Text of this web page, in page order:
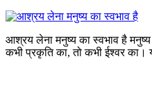
आश्रय लेना मनुष्य का स्वभाव है
कभी प्रकृति का, तो कभी ईश्वर